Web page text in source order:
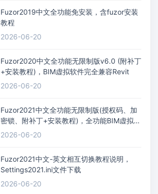
Fuzor2019中文全功能免安装，含fuzor安装
教程
2026-06-20
Fuzor2020中文全功能无限制版v6.0 (附补丁
+安装教程)，BIM虚拟软件完全兼容Revit
2026-06-20
Fuzor2021中文全功能无限制版(授权码、加
密锁、附补丁+安装教程)，全功能BIM虚拟软
件
2026-06-20
Fuzor2021中文-英文相互切换教程说明，
Settings2021.ini文件下载
2026-06-20